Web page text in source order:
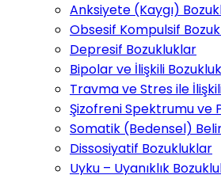
Anksiyete (Kaygı)
Obsesif Kompulsif
Depresif Bozukluklar
Bipolar ve İlişkili
Travma ve Stres ile
Şizofreni Spektrumu ve
Somatik (Bedensel)
Dissosiyatif Bozukluklar
Uyku – Uyanıklık